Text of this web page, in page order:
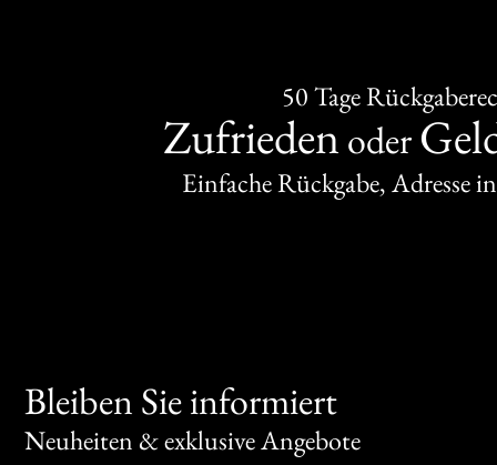
50 Tage
Zufrieden oder
Einfache Rückgabe, Adresse
Bleiben Sie informiert
Neuheiten & exklusive Angebote